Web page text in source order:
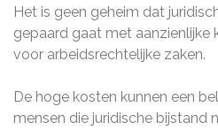
Het is geen geheim dat
gepaard gaat met aanzienlijke
voor arbeidsrechtelijke zaken.
De hoge kosten kunnen een
mensen die juridische bijstand